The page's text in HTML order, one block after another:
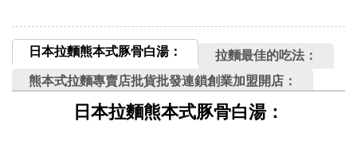
日本拉麵熊本式豚骨白湯：
拉麵最佳的吃法：
熊本式拉麵專賣店批貨批發連鎖創業加盟開店：
日本拉麵熊本式豚骨白湯：